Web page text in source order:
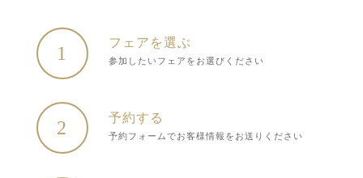
1
フェアを選ぶ
参加したいフェアをお選びください
2
予約する
予約フォームでお客様情報をお送りください